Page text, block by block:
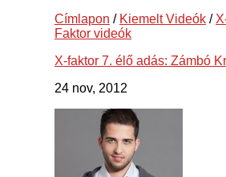
Címlapon / Kiemelt Videók /
Faktor videók
X-faktor 7. élő adás: Zámbó
24 nov, 2012